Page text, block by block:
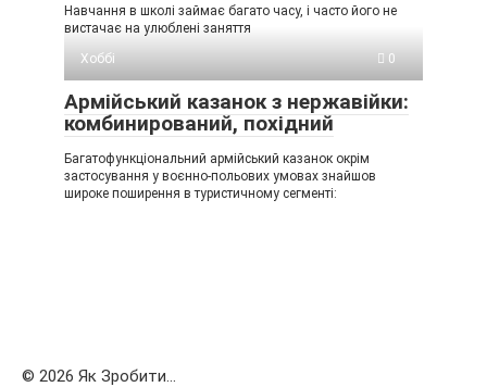
Навчання в школі займає багато часу, і часто його не
вистачає на улюблені заняття
Хоббі
0
Армійський казанок з нержавійки:
комбинирований, похідний
Багатофункціональний армійський казанок окрім
застосування у воєнно-польових умовах знайшов
широке поширення в туристичному сегменті:
© 2026 Як Зробити...